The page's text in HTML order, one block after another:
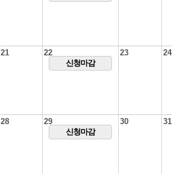
21
22
신청마감
23 24
28
29
신청마감
30 31